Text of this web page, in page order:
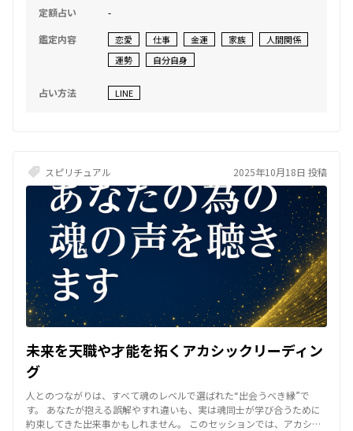
時間をお届けします。🌸
定額占い
-
鑑定内容
恋愛 仕事 金運 家族
人間関係
運勢
自分自身
占い方法 LINE
スピリチュアル 2025年10月18日 投稿
未来を天職や才能を拓くアカシックリーディン
グ
人とのつながりは、すべて魂のレベルで選ばれた“出会うべき縁”で
す。 あなたが抱える誤解やすれ違いも、実は魂同士が学び合うために
約束してきた出来事かもしれません。 このセッションでは、アカシッ